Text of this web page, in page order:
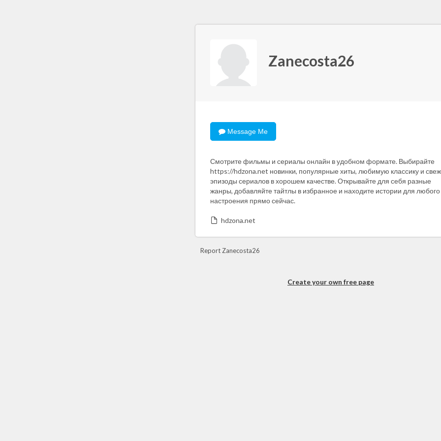
Zanecosta26
Message Me
Смотрите фильмы и сериалы онлайн в удобном формате. Выбирайте
https://hdzona.net новинки, популярные хиты, любимую классику и
эпизоды сериалов в хорошем качестве. Открывайте для себя разные
жанры, добавляйте тайтлы в избранное и находите истории для любого
настроения прямо сейчас.
hdzona.net
Report Zanecosta26
Create your own free page